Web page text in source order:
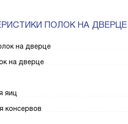
ПОЛОК НА ДВЕРЦЕ
на дверце
на дверце
яиц
консервов